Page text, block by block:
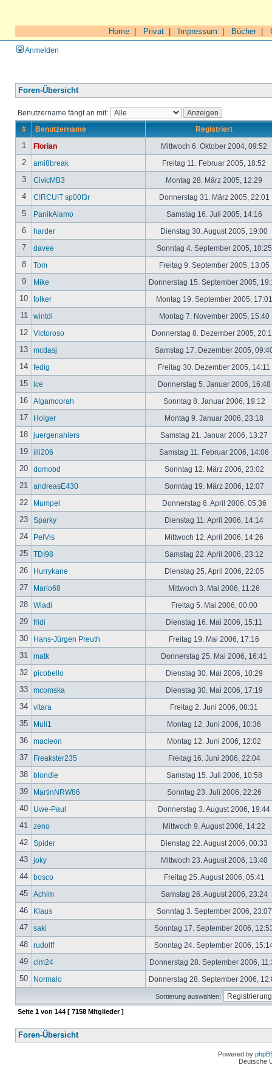
Home Privat Impressum Bücher|
Anmelden
Foren-Übersicht
Benutzername fängt an mit:
# Benutzername Registriert
1 Florian Mittwoch 6. Oktober 2004, 09:52
2 ami8break Freitag 11. Februar 2005, 18:52
3 CivicMB3 Montag 28. März 2005, 12:29
4 C!RCU!T sp00f3r Donnerstag 31. März 2005, 22:01
5 PanikAlamo Samstag 16. Juli 2005, 14:16
6 harder Dienstag 30. August 2005, 19:00
7 davee Sonntag 4. September 2005,
8 Tom Freitag 9. September 2005, 13:05
9 Mike Donnerstag 15. September 2005,
10 folker Montag 19. September 2005,
11 wintdi Montag 7. November 2005, 15:40
12 Victoroso Donnerstag 8. Dezember 2005,
13 mcdasj Samstag 17. Dezember 2005,
14 fedig Freitag 30. Dezember 2005, 14:11
15 ice Donnerstag 5. Januar 2006, 16:48
16 Algamoorah Sonntag 8. Januar 2006, 19:12
17 Holger Montag 9. Januar 2006, 23:18
18 juergenahlers Samstag 21. Januar 2006, 13:27
19 illi206 Samstag 11. Februar 2006, 14:06
20 domobd Sonntag 12. März 2006, 23:02
21 andreasE430 Sonntag 19. März 2006, 12:07
22 Mumpel Donnerstag 6. April 2006, 05:36
23 Sparky Dienstag 11. April 2006, 14:14
24 PelVis Mittwoch 12. April 2006, 14:26
25 TDI98 Samstag 22. April 2006, 23:12
26 Hurrykane Dienstag 25. April 2006, 22:05
27 Mario68 Mittwoch 3. Mai 2006, 11:26
28 Wladi Freitag 5. Mai 2006, 00:00
29 fridi Dienstag 16. Mai 2006, 15:11
30 Hans-Jürgen Preuth Freitag 19. Mai 2006, 17:16
31 matk Donnerstag 25. Mai 2006, 16:41
32 picobello Dienstag 30. Mai 2006, 10:29
33 mcomska Dienstag 30. Mai 2006, 17:19
34 vitara Freitag 2. Juni 2006, 08:31
35 Muli1 Montag 12. Juni 2006, 10:36
36 macleon Montag 12. Juni 2006, 12:02
37 Freakster235 Freitag 16. Juni 2006, 22:04
38 blondie Samstag 15. Juli 2006, 10:58
39 MartinNRW86 Sonntag 23. Juli 2006, 22:26
40 Uwe-Paul Donnerstag 3. August 2006, 19:44
41 zeno Mittwoch 9. August 2006, 14:22
42 Spider Dienstag 22. August 2006, 00:33
43 joky Mittwoch 23. August 2006, 13:40
44 bosco Freitag 25. August 2006, 05:41
45 Achim Samstag 26. August 2006, 23:24
46 Klaus Sonntag 3. September 2006,
47 saki Sonntag 17. September 2006,
48 rudolff Sonntag 24. September 2006,
49 clm24 Donnerstag 28. September 2006,
50 Normalo Donnerstag 28. September 2006,
Sortierung auswählen:
Seite 1 von 144 [ 7158 Mitglieder ]
Foren-Übersicht
Powered by
Deutsche